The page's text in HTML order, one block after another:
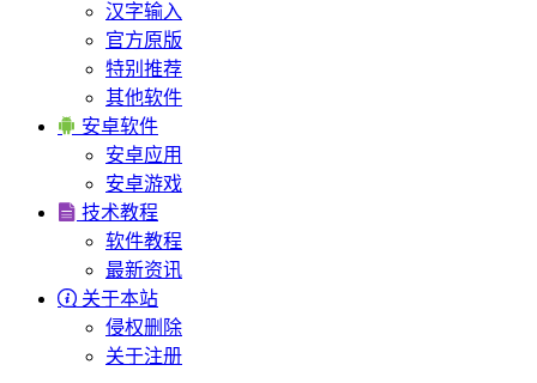
汉字输入
官方原版
特别推荐
其他软件
 安卓软件
安卓应用
安卓游戏
 技术教程
软件教程
最新资讯
 关于本站
侵权删除
关于注册